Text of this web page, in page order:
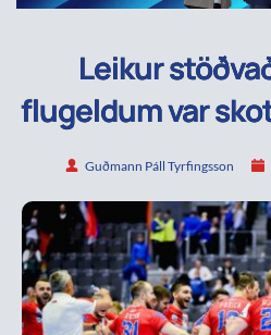
Leikur
flugeldum var
Guðmann Páll Tyrfingsson